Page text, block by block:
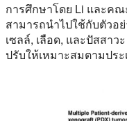
การศึกษาโดย Li และคณ
สามารถนำไปใช้กับตัวอ
เซลล์, เลือด, และปัสสาว
ปรับให้เหมาะสมตามปร